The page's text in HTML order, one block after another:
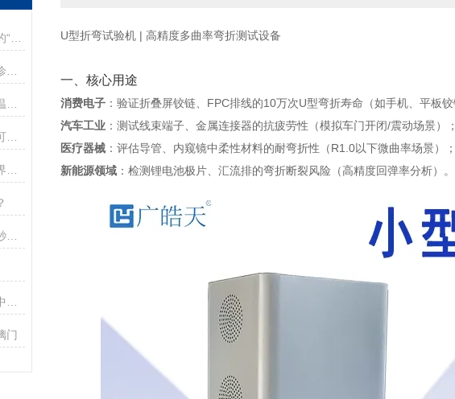
恒温恒湿试验箱如何成为产品环境可靠性的“关键把关者“？
两箱式冷热冲击试验箱如何实现毫秒级温变？探秘快速切换硬核技术
门
U型折弯试验机 | 高精度多曲率弯折测试设备
一、核心用途
消费电子 ：验证折叠屏铰链、FPC排线的10万次U型弯折寿命（如手机、平板铰
汽车工业 ‌：测试线束端子、金属连接器的抗疲劳性（模拟车门开闭/震动场景）；
医疗器械 ‌：评估导管、内窥镜中柔性材料的耐弯折性（R1.0以下微曲率场景）；
新能源领域 ‌：检测锂电池极片、汇流排的弯折断裂风险（高精度回弹率分析）。